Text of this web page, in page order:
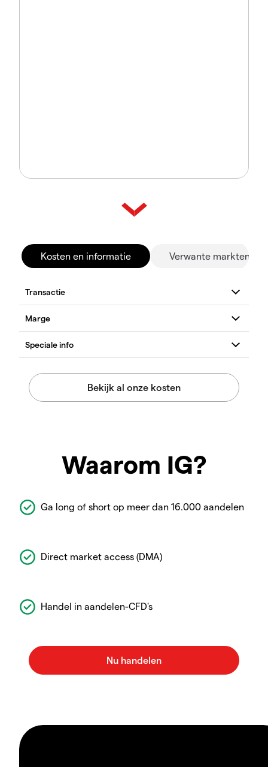
Kosten en informatie Verwante markten
Waarom IG?
Ga long of short op meer dan 16.000 aandelen
Direct market access (DMA)
Handel in aandelen-CFD's